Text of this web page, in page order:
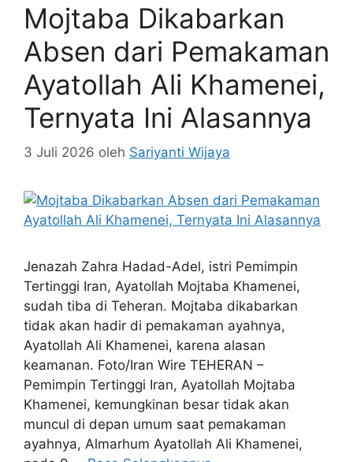
Mojtaba Dikabarkan
Absen dari Pemakaman
Ayatollah Ali Khamenei,
Ternyata Ini Alasannya
3 Juli 2026 oleh Sariyanti Wijaya
Jenazah Zahra Hadad-Adel, istri Pemimpin
Tertinggi Iran, Ayatollah Mojtaba Khamenei,
sudah tiba di Teheran. Mojtaba dikabarkan
tidak akan hadir di pemakaman ayahnya,
Ayatollah Ali Khamenei, karena alasan
keamanan. Foto/Iran Wire TEHERAN –
Pemimpin Tertinggi Iran, Ayatollah Mojtaba
Khamenei, kemungkinan besar tidak akan
muncul di depan umum saat pemakaman
ayahnya, Almarhum Ayatollah Ali Khamenei,